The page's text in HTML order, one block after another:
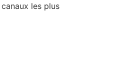
les plus